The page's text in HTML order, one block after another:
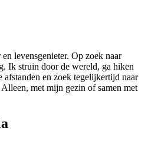
levensgenieter. Op zoek naar
Ik struin door de wereld, ga hiken
afstanden en zoek tegelijkertijd naar
met mijn gezin of samen met